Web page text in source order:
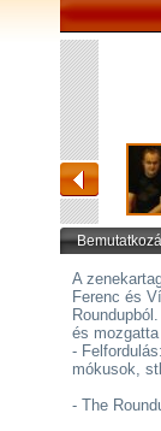
A
Ferenc és
és
-
mókusok,
- The